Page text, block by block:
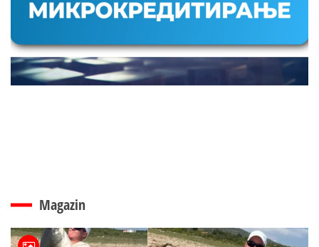
Magazin